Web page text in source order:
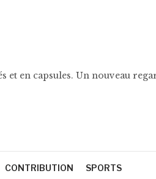
en capsules. Un nouveau
CONTRIBUTION SPORTS